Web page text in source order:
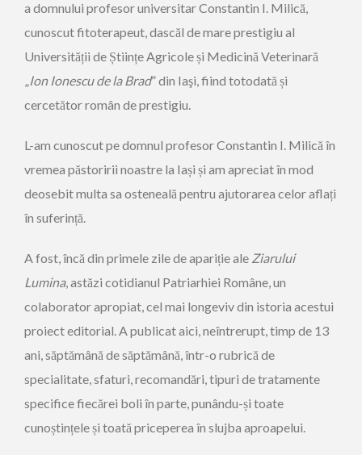
a domnului profesor universitar Constantin I. Milică,
cunoscut fitoterapeut, dascăl de mare prestigiu al
Universității de Științe Agricole și Medicină Veterinară
„Ion Ionescu de la Brad” din Iaşi, fiind totodată și
cercetător român de prestigiu.
L-am cunoscut pe domnul profesor Constantin I. Milică în
vremea păstoririi noastre la Iași și am apreciat în mod
deosebit multa sa osteneală pentru ajutorarea celor aflați
în suferință.
A fost, încă din primele zile de apariție ale Ziarului
Lumina, astăzi cotidianul Patriarhiei Române, un
colaborator apropiat, cel mai longeviv din istoria acestui
proiect editorial. A publicat aici, neîntrerupt, timp de 13
ani, săptămână de săptămână, într-o rubrică de
specialitate, sfaturi, recomandări, tipuri de tratamente
specifice fiecărei boli în parte, punându-și toate
cunoștințele și toată priceperea în slujba aproapelui.